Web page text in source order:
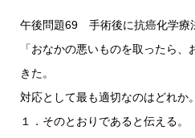
午後問題69 手術後に抗癌化学療
「おなかの悪いものを取ったら
きた。
対応として最も適切なのはどれか。
１．そのとおりであると伝える。